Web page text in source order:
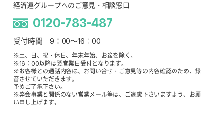
経済連グループへのご意見・相談窓口
0120-783-487
受付時間 9：00～16：00
※土、日、祝・休日、年末年始、お盆を除く。
※16：00以降は翌営業日受付となります。
※お客様との通話内容は、お問い合せ・ご意見等の内容確認のため、録
音させていただきます。
予めご了承下さい。
※弊会事業と関係のない営業メール等は、ご遠慮下さいますよう、お願
い申し上げます。